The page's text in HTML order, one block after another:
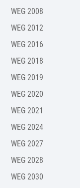
WEG 2008
WEG 2012
WEG 2016
WEG 2018
WEG 2019
WEG 2020
WEG 2021
WEG 2024
WEG 2027
WEG 2028
WEG 2030